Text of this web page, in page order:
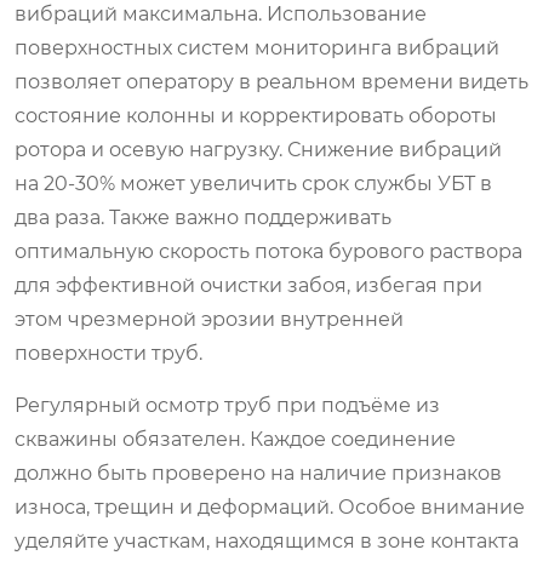
вибраций максимальна. Использование
поверхностных систем мониторинга вибраций
позволяет оператору в реальном времени видеть
состояние колонны и корректировать обороты
ротора и осевую нагрузку. Снижение вибраций
на 20-30% может увеличить срок службы УБТ в
два раза. Также важно поддерживать
оптимальную скорость потока бурового раствора
для эффективной очистки забоя, избегая при
этом чрезмерной эрозии внутренней
поверхности труб.
Регулярный осмотр труб при подъёме из
скважины обязателен. Каждое соединение
должно быть проверено на наличие признаков
износа, трещин и деформаций. Особое внимание
уделяйте участкам, находящимся в зоне контакта